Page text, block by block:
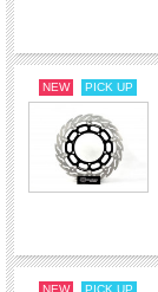
NEW PICK UP
NEW PICK UP